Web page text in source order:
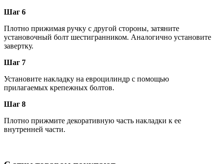
Шаг 6
Плотно прижимая ручку с другой стороны, затяните
установочный болт шестигранником. Аналогично установите
завертку.
Шаг 7
Установите накладку на евроцилиндр с помощью
прилагаемых крепежных болтов.
Шаг 8
Плотно прижмите декоративную часть накладки к ее
внутренней части.